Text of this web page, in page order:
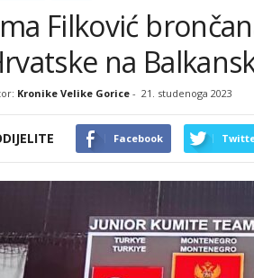
Filković
na
Kronike Velike Gorice- 21. studenoga 2023
Facebook